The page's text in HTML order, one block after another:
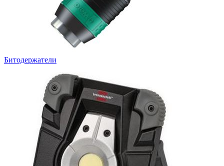
Битодержатели